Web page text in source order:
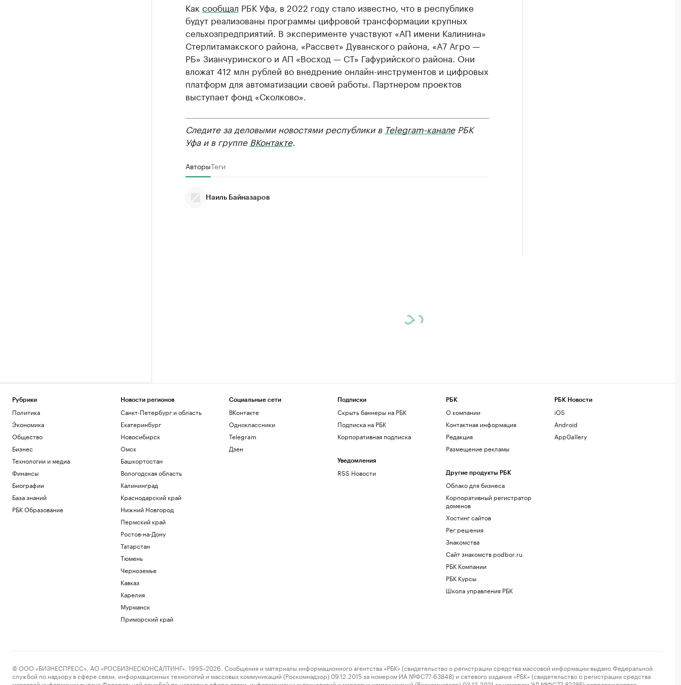
Как сообщал РБК Уфа, в 2022 году стало известно, что в республике
будут реализованы программы цифровой трансформации крупных
сельхозпредприятий. В эксперименте участвуют «АП имени Калинина»
Стерлитамакского района, «Рассвет» Дуванского района, «А7 Агро —
РБ» Зианчуринского и АП «Восход — СТ» Гафурийского района. Они
вложат 412 млн рублей во внедрение онлайн-инструментов и цифровых
платформ для автоматизации своей работы. Партнером проектов
выступает фонд «Сколково».
Следите за деловыми новостями республики в Telegram-каналеРБК
Уфа и в группе ВКонтакте.
АвторыТеги
Наиль Байназаров
Рубрики
Политика
Экономика
Общество
Бизнес
Технологии и медиа
Финансы
Биографии
База знаний
РБК Образование
Новости регионов
Санкт-Петербург и область
Екатеринбург
Новосибирск
Омск
Башкортостан
Вологодская область
Калининград
Краснодарский край
Нижний Новгород
Пермский край
Ростов-на-Дону
Татарстан
Тюмень
Черноземье
Кавказ
Карелия
Мурманск
Приморский край
Социальные сети
ВКонтакте
Одноклассники
Telegram
Дзен
Подписки
Скрыть баннеры на РБК
Подписка на РБК
Корпоративная подписка
Уведомления
RSS Новости
РБК
О компании
Контактная информация
Редакция
Размещение рекламы
Другие продукты РБК
Облако для бизнеса
Корпоративный регистратор
доменов
Хостинг сайтов
Рег.решения
Знакомства
Сайт знакомств podbor.ru
РБК Компании
РБК Курсы
Школа управления РБК
РБК Новости
iOS
Android
AppGallery
© ООО «БИЗНЕСПРЕСС», АО «РОСБИЗНЕСКОНСАЛТИНГ», 1995–2026. Сообщения и материалы информационного агентства «РБК» (свидетельство о регистрации средства массовой информации выдано Федеральной
службой по надзору в сфере связи, информационных технологий и массовых коммуникаций (Роскомнадзор) 09.12.2015 за номером ИА №ФС77-63848) и сетевого издания «РБК» (свидетельство о регистрации средства